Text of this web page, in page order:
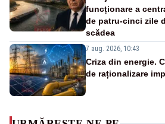
funcționare a
de patru-cinci zile
scădea
7 aug. 2026, 10:43
Criza din energie.
de raționalizare